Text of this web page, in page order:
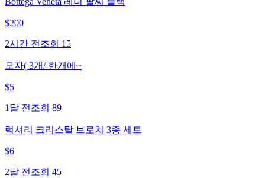
$200
2시간 전 조회 15
모자( 3개/ 한개에~
$5
1달 전 조회 89
럭셔리 크리스탈 브로치 3종 세트
$6
2달 전 조회 45